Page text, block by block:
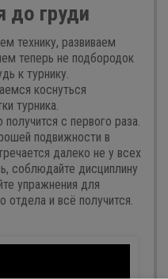
до груди
технику, развиваем
теперь не подбородок
к турнику.
коснуться
турника.
с первого раза.
подвижности в
далеко не у всех
соблюдайте дисциплину
упражнения для
отдела и всё получится.